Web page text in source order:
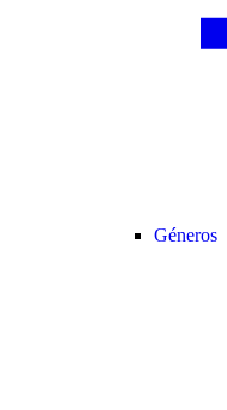
Géneros